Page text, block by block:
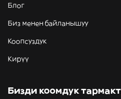
Блог
Биз менен байланышуу
Коопсуздук
Кирүү
Бизди коомдук